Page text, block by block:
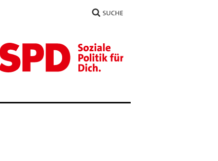
SUCHE